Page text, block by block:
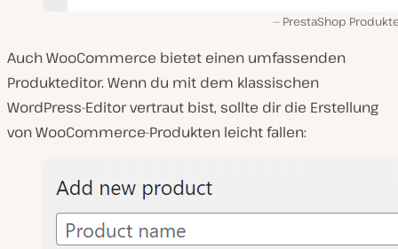
PrestaShop
Auch WooCommerce bietet einen umfassenden
Produkteditor. Wenn du mit dem klassischen
WordPress-Editor vertraut bist, sollte dir die Erstellung
von WooCommerce-Produkten leicht fallen: